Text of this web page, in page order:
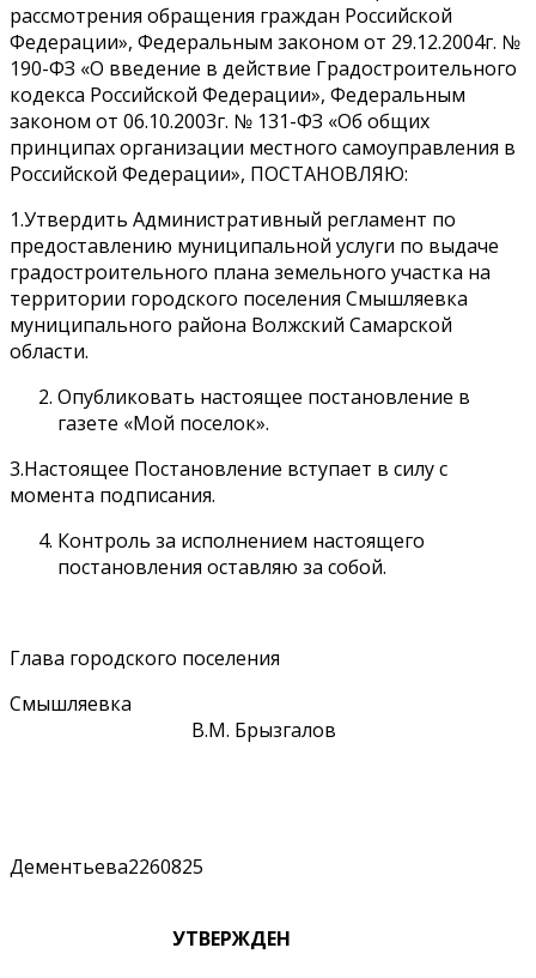
рассмотрения обращения граждан Российской
Федерации», Федеральным законом от 29.12.2004г. №
190-ФЗ «О введение в действие Градостроительного
кодекса Российской Федерации», Федеральным
законом от 06.10.2003г. № 131-ФЗ «Об общих
принципах организации местного самоуправления в
Российской Федерации», ПОСТАНОВЛЯЮ:
1.Утвердить Административный регламент по
предоставлению муниципальной услуги по выдаче
градостроительного плана земельного участка на
территории городского поселения Смышляевка
муниципального района Волжский Самарской
области.
Опубликовать настоящее постановление в
газете «Мой поселок».
3.Настоящее Постановление вступает в силу с
момента подписания.
Контроль за исполнением настоящего
постановления оставляю за собой.
Глава городского поселения
Смышляевка
В.М. Брызгалов
Дементьева2260825
УТВЕРЖДЕН